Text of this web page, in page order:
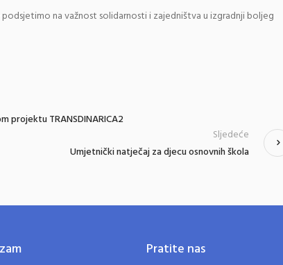
na važnost solidarnosti i zajedništva u izgradnji boljeg
projektu TRANSDINARICA2
Umjetnički natječaj za djecu osnovnih škola
Sljedeće
Pratite nas